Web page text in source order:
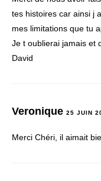
tes histoires car ainsi j
mes limitations que tu
Je t oublierai jamais et
David
Veronique 25 JUIN
Merci Chéri, il aimait